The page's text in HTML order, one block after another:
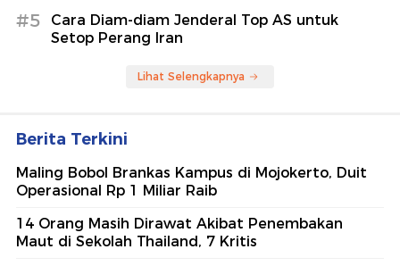
#5
Cara Diam-diam Jenderal Top AS untuk
Setop Perang Iran
Lihat Selengkapnya
Berita Terkini
Maling Bobol Brankas Kampus di Mojokerto, Duit
Operasional Rp 1 Miliar Raib
14 Orang Masih Dirawat Akibat Penembakan
Maut di Sekolah Thailand, 7 Kritis